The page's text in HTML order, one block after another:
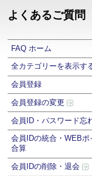
よくあるご質問
FAQ ホーム
全カテゴリーを表示す
会員登録
会員登録の変更
会員ID・パスワード忘
会員IDの統合・WEBポ
合算
会員IDの削除・退会